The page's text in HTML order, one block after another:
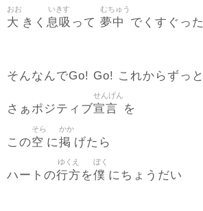
大
おお
きく 息吸
いきす
って 夢中
むちゅう
でくすぐった
そんなんでGo! Go! これからずっと
さぁポジティブ宣言
せんげん
を
この空
そら
に掲
かか
げたら
ハートの行方
ゆくえ
を僕
ぼく
にちょうだい